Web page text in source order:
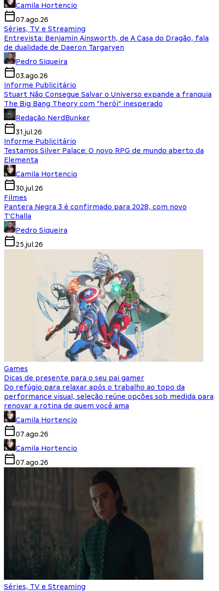
Camila Hortencio
07.ago.26
Séries, TV e Streaming
Entrevista: Benjamin Ainsworth, de A Casa do Dragão, fala
de dualidade de Daeron Targaryen
Pedro Siqueira
03.ago.26
Informe Publicitário
Stuart Não Consegue Salvar o Universo expande a franquia
The Big Bang Theory com “herói” inesperado
Redação NerdBunker
31.jul.26
Informe Publicitário
Testamos Silver Palace: O novo RPG de mundo aberto da
Elementa
Camila Hortencio
30.jul.26
Filmes
Pantera Negra 3 é confirmado para 2028, com novo
T'Challa
Pedro Siqueira
25.jul.26
Games
Dicas de presente para o seu pai gamer
Do refúgio para relaxar após o trabalho ao topo da
performance visual, seleção reúne opções sob medida para
renovar a rotina de quem você ama
Camila Hortencio
07.ago.26
Camila Hortencio
07.ago.26
Séries, TV e Streaming